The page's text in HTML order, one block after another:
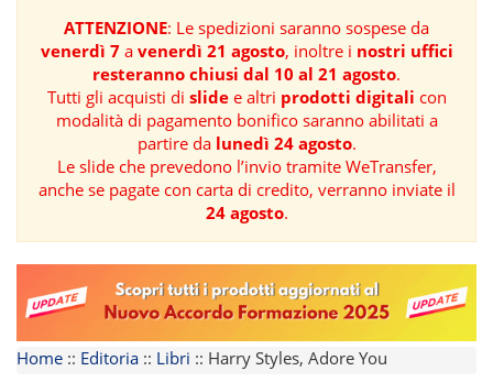
BOOK
RIVISTE
MANUALISTICA
SOFTWARE
TEMATICHE
ATTENZIONE: Le spedizioni saranno sospese da
venerdì 7a venerdì 21 agosto, inoltre i nostri uffici
resteranno chiusi dal 10 al 21 agosto.
Tutti gli acquisti di slidee altri prodotti digitali con
modalità di pagamento bonifico saranno abilitati a
partire da lunedì 24 agosto.
Le slide che prevedono l’invio tramite WeTransfer,
anche se pagate con carta di credito, verranno inviate il
24 agosto.
Home :: Editoria :: Libri :: Harry Styles, Adore You